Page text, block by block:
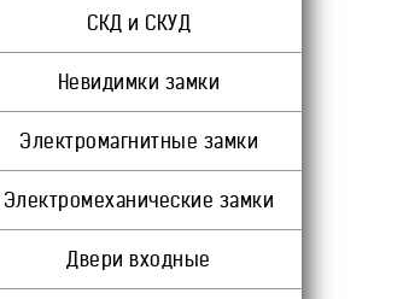
СКД и СКУД
Невидимки замки
Электромагнитные замки
Электромеханические замки
Двери входные